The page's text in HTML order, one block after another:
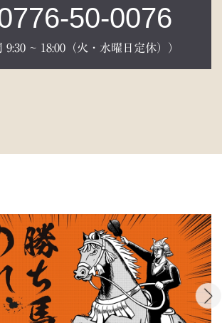
50-0076
9:30 ~ 18:00（火・水曜日定休））